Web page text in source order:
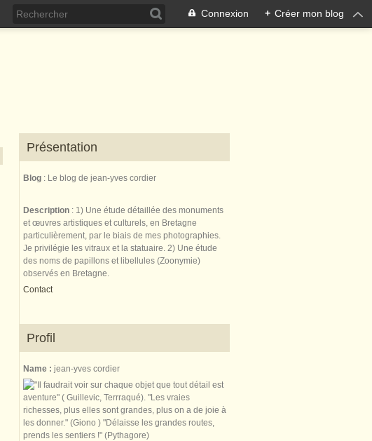
Connexion + Créer mon blog
Présentation
Blog : Le blog de jean-yves cordier
Description : 1) Une étude détaillée des monuments
et œuvres artistiques et culturels, en Bretagne
particulièrement, par le biais de mes photographies.
Je privilégie les vitraux et la statuaire. 2) Une étude
des noms de papillons et libellules (Zoonymie)
observés en Bretagne.
Contact
Profil
Name : jean-yves cordier